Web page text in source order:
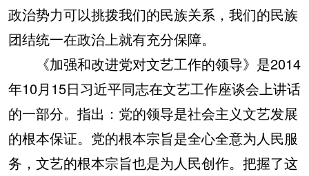
政治势力可以挑拨我们的民族关系，我们的民族
团结统一在政治上就有充分保障。
《加强和改进党对文艺工作的领导》是2014
年10月15日习近平同志在文艺工作座谈会上讲话
的一部分。指出：党的领导是社会主义文艺发展
的根本保证。党的根本宗旨是全心全意为人民服
务，文艺的根本宗旨也是为人民创作。把握了这